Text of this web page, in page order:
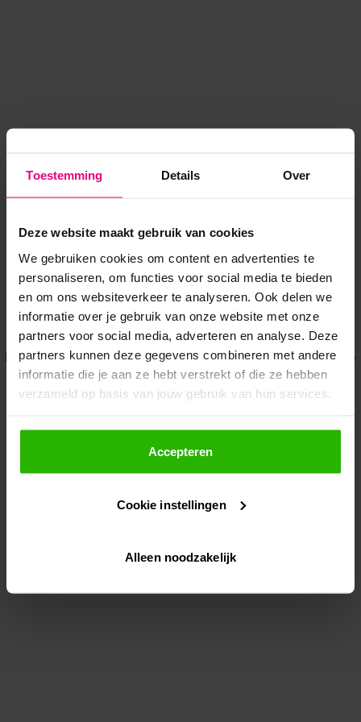
Toestemming Details Over
Deze website maakt gebruik van cookies
We gebruiken cookies om content en advertenties te
personaliseren, om functies voor social media te bieden
en om ons websiteverkeer te analyseren. Ook delen we
informatie over je gebruik van onze website met onze
partners voor social media, adverteren en analyse. Deze
partners kunnen deze gegevens combineren met andere
informatie die je aan ze hebt verstrekt of die ze hebben
verzameld op basis van jouw gebruik van hun services.
Als je op "Accepteer" klikt, dan geef je Voordeeluitjes.nl
toestemming om cookies voor social media en
gepersonaliseerde advertenties te plaatsen.
Lees hier meer over in onsprivacybeleid
Via "Cookie instellingen" kun je ook zelf instellen welke
Accepteren
Cookie instellingen
Alleen noodzakelijk
Application error: a client-side exception has occurred while
loadingwww.voordeeluitjes.nl (see the browser console for more
information).